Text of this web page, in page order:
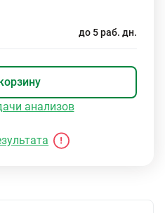
до 5 раб. дн.
анализов